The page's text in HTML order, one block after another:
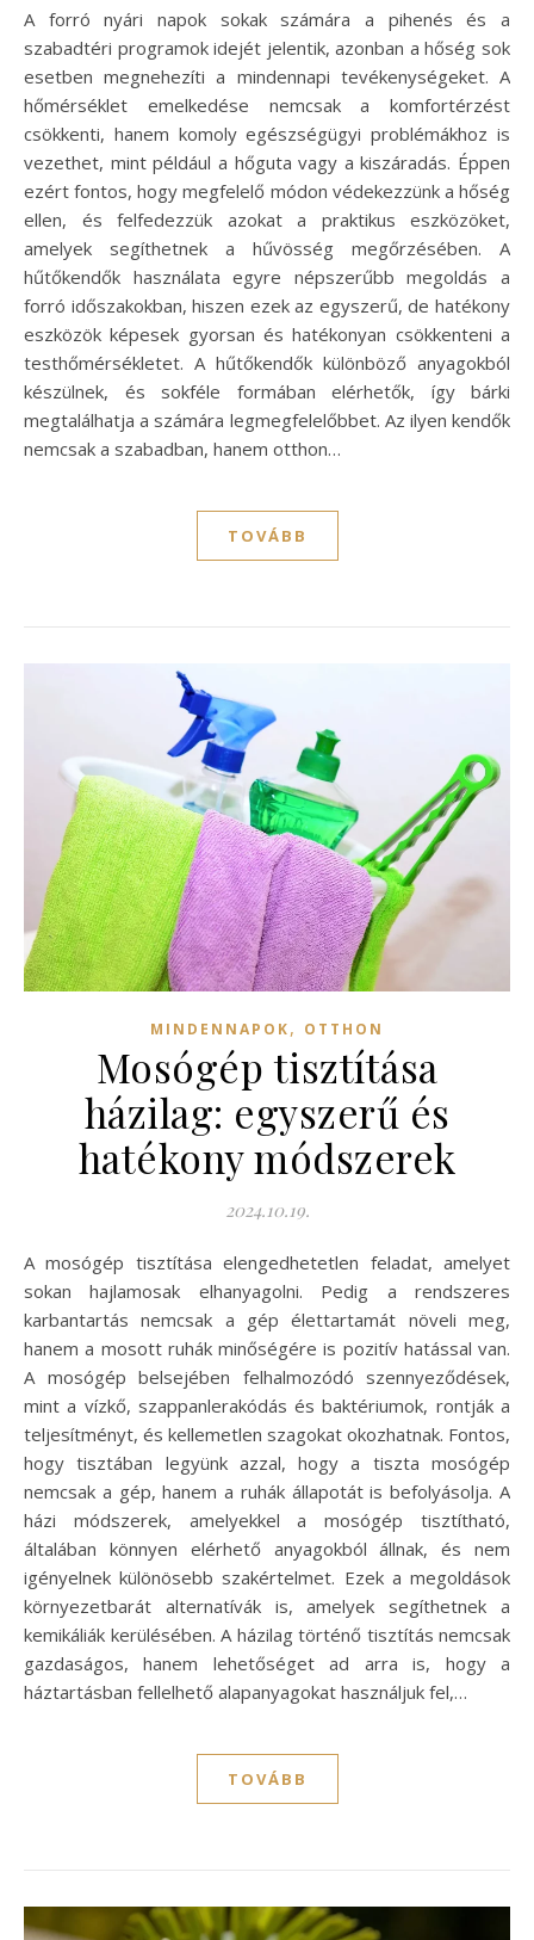
A forró nyári napok sokak számára a pihenés és a
szabadtéri programok idejét jelentik, azonban a hőség sok
esetben megnehezíti a mindennapi tevékenységeket. A
hőmérséklet emelkedése nemcsak a komfortérzést
csökkenti, hanem komoly egészségügyi problémákhoz is
vezethet, mint például a hőguta vagy a kiszáradás. Éppen
ezért fontos, hogy megfelelő módon védekezzünk a hőség
ellen, és felfedezzük azokat a praktikus eszközöket,
amelyek segíthetnek a hűvösség megőrzésében. A
hűtőkendők használata egyre népszerűbb megoldás a
forró időszakokban, hiszen ezek az egyszerű, de hatékony
eszközök képesek gyorsan és hatékonyan csökkenteni a
testhőmérsékletet. A hűtőkendők különböző anyagokból
készülnek, és sokféle formában elérhetők, így bárki
megtalálhatja a számára legmegfelelőbbet. Az ilyen kendők
nemcsak a szabadban, hanem otthon…
TOVÁBB
MINDENNAPOK, OTTHON
Mosógép tisztítása
házilag: egyszerű és
hatékony módszerek
2024.10.19.
A mosógép tisztítása elengedhetetlen feladat, amelyet
sokan hajlamosak elhanyagolni. Pedig a rendszeres
karbantartás nemcsak a gép élettartamát növeli meg,
hanem a mosott ruhák minőségére is pozitív hatással van.
A mosógép belsejében felhalmozódó szennyeződések,
mint a vízkő, szappanlerakódás és baktériumok, rontják a
teljesítményt, és kellemetlen szagokat okozhatnak. Fontos,
hogy tisztában legyünk azzal, hogy a tiszta mosógép
nemcsak a gép, hanem a ruhák állapotát is befolyásolja. A
házi módszerek, amelyekkel a mosógép tisztítható,
általában könnyen elérhető anyagokból állnak, és nem
igényelnek különösebb szakértelmet. Ezek a megoldások
környezetbarát alternatívák is, amelyek segíthetnek a
kemikáliák kerülésében. A házilag történő tisztítás nemcsak
gazdaságos, hanem lehetőséget ad arra is, hogy a
háztartásban fellelhető alapanyagokat használjuk fel,…
TOVÁBB